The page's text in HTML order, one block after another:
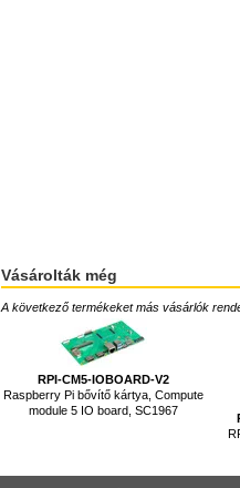
Vásárolták még
A következő termékeket más vásárlók
RPI-CM5-IOBOARD-V2
Raspberry Pi bővítő kártya, Compute
module 5 IO board, SC1967